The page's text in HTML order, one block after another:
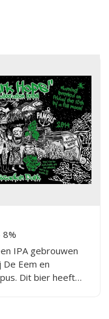
8%
IPA gebrouwen
Eem en
Dit bier heeft